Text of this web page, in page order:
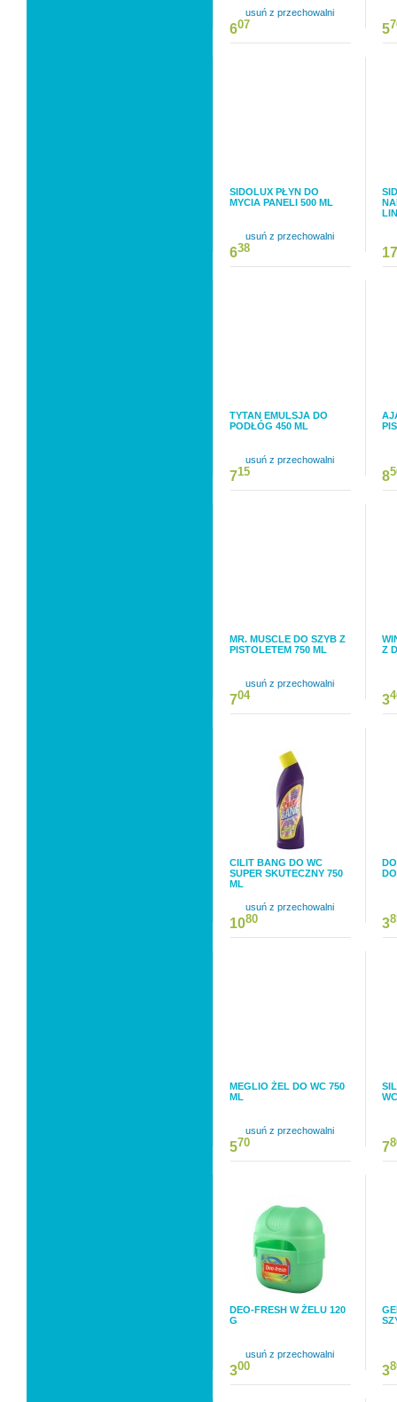
usuń z przechowalni
607 5
SIDOLUX PŁYN DO
MYCIA PANELI 500 ML
usuń z przechowalni
638 17
TYTAN EMULSJA DO
PODŁÓG 450 ML
usuń z przechowalni
715 8
MR. MUSCLE DO SZYB Z
PISTOLETEM 750 ML
usuń z przechowalni
704
Z
3
CILIT BANG DO WC
SUPER SKUTECZNY 750
ML
usuń z przechowalni
1080 3
MEGLIO ŻEL DO WC 750
ML
usuń z przechowalni
570 7
DEO-FRESH W ŻELU 120
G
usuń z przechowalni
300 3